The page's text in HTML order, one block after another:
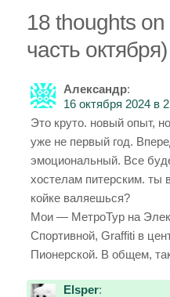
18 thoughts on
часть
Александр:
16 октября 2024 в
Это круто. новый опыт,
уже не первый год.
эмоциональный. Все
хостелам питерским. ты
койке валяешься?
Мои — МетроТур на
Спортивной, Graffiti в
Пионерской. В общем,
Elsper: